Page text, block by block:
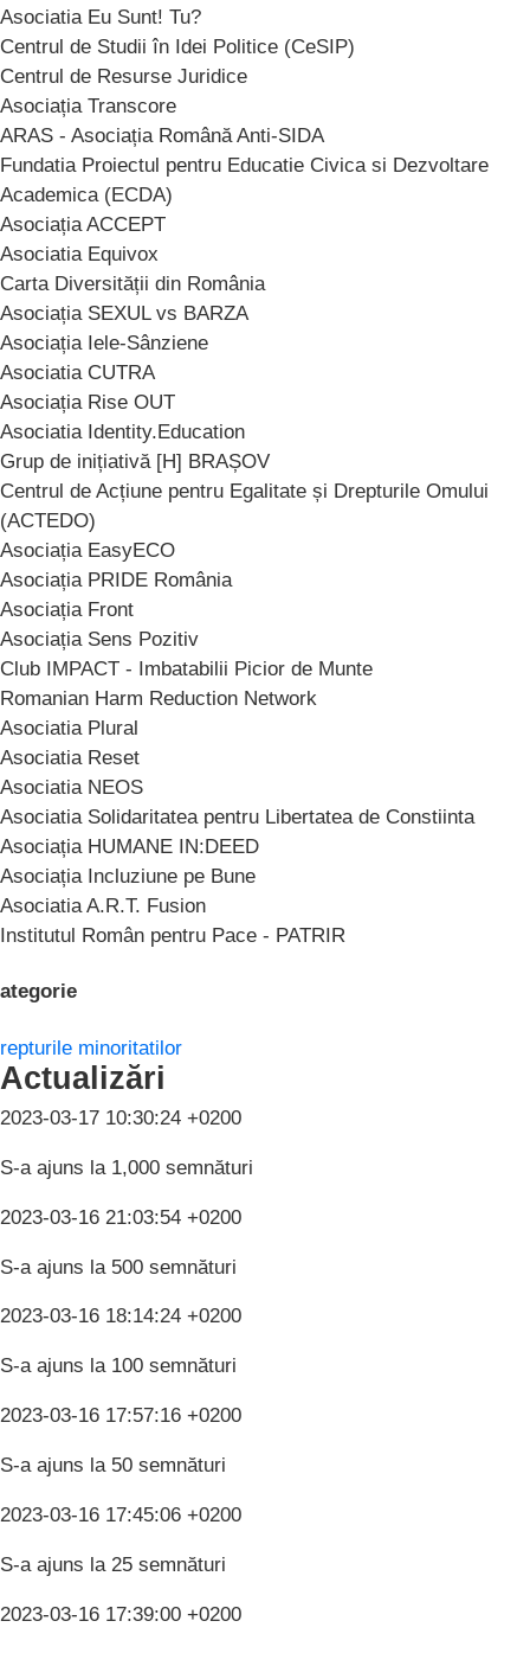
Asociatia Eu Sunt! Tu?
Centrul de Studii în Idei Politice (CeSIP)
Centrul de Resurse Juridice
Asociația Transcore
ARAS - Asociația Română Anti-SIDA
Fundatia Proiectul pentru Educatie Civica si Dezvoltare
Academica (ECDA)
Asociația ACCEPT
Asociatia Equivox
Carta Diversității din România
Asociația SEXUL vs BARZA
Asociația Iele-Sânziene
Asociatia CUTRA
Asociația Rise OUT
Asociatia Identity.Education
Grup de inițiativă [H] BRAȘOV
Centrul de Acțiune pentru Egalitate și Drepturile Omului
(ACTEDO)
Asociația EasyECO
Asociația PRIDE România
Asociația Front
Asociația Sens Pozitiv
Club IMPACT - Imbatabilii Picior de Munte
Romanian Harm Reduction Network
Asociatia Plural
Asociatia Reset
Asociatia NEOS
Asociatia Solidaritatea pentru Libertatea de Constiinta
Asociația HUMANE IN:DEED
Asociația Incluziune pe Bune
Asociatia A.R.T. Fusion
Institutul Român pentru Pace - PATRIR
minoritatilor
Actualizări
2023-03-17 10:30:24 +0200
S-a ajuns la 1,000 semnături
2023-03-16 21:03:54 +0200
S-a ajuns la 500 semnături
2023-03-16 18:14:24 +0200
S-a ajuns la 100 semnături
2023-03-16 17:57:16 +0200
S-a ajuns la 50 semnături
2023-03-16 17:45:06 +0200
S-a ajuns la 25 semnături
2023-03-16 17:39:00 +0200